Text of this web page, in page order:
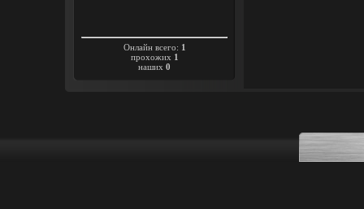
Онлайн всего: 1
прохожих 1
наших 0